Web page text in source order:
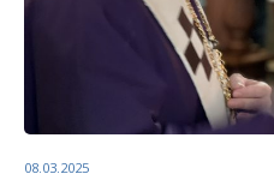
08.03.2025